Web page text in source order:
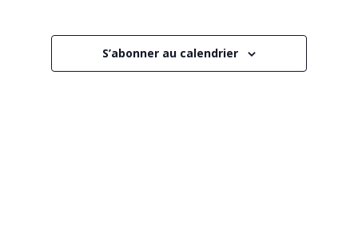
S’abonner au calendrier